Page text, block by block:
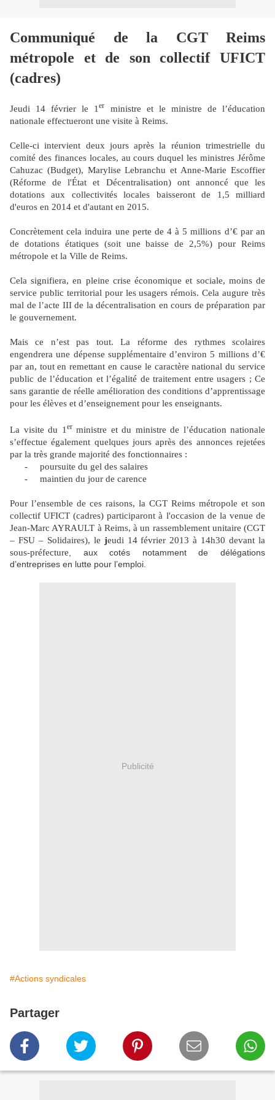
Communiqué de la CGT Reims
métropole et de son collectif UFICT
(cadres)
Jeudi 14 février le 1er
ministre et le ministre de l’éducation
nationale effectueront une visite à Reims.
Celle-ci intervient deux jours après la réunion trimestrielle du
comité des finances locales, au cours duquel les ministres Jérôme
Cahuzac (Budget), Marylise Lebranchu et Anne-Marie Escoffier
(Réforme de l'État et Décentralisation) ont annoncé que les
dotations aux collectivités locales baisseront de 1,5 milliard
d'euros en 2014 et d'autant en 2015.
Concrètement cela induira une perte de 4 à 5 millions d’€ par an
de dotations étatiques (soit une baisse de 2,5%) pour Reims
métropole et la Ville de Reims.
Cela signifiera, en pleine crise économique et sociale, moins de
service public territorial pour les usagers rémois. Cela augure très
mal de l’acte III de la décentralisation en cours de préparation par
le gouvernement.
Mais ce n’est pas tout. La réforme des rythmes scolaires
engendrera une dépense supplémentaire d’environ 5 millions d’€
par an, tout en remettant en cause le caractère national du service
public de l’éducation et l’égalité de traitement entre usagers ; Ce
sans garantie de réelle amélioration des conditions d’apprentissage
pour les élèves et d’enseignement pour les enseignants.
La visite du 1 erministre et du ministre de l’éducation nationale
s’effectue également quelques jours après des annonces rejetées
par la très grande majorité des fonctionnaires :
-
poursuite du gel des salaires
-
maintien du jour de carence
Pour l’ensemble de ces raisons, la CGT Reims métropole et son
collectif UFICT (cadres) participaront à l'occasion de la venue de
Jean-Marc AYRAULT à Reims, à un rassemblement unitaire (CGT
– FSU – Solidaires), le jeudi 14 février 2013 à 14h30 devant la
sous-préfecture , aux cotés notamment de délégations
d’entreprises en lutte pour l’emploi.
Publicité
#Actions syndicales
Partager